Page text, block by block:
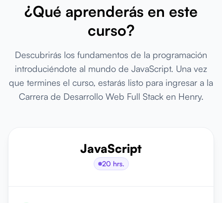
¿Qué aprenderás en este
curso?
Descubrirás los fundamentos de la programación
introduciéndote al mundo de JavaScript. Una vez
que termines el curso, estarás listo para ingresar a la
Carrera de Desarrollo Web Full Stack en Henry.
JavaScript
20 hrs.